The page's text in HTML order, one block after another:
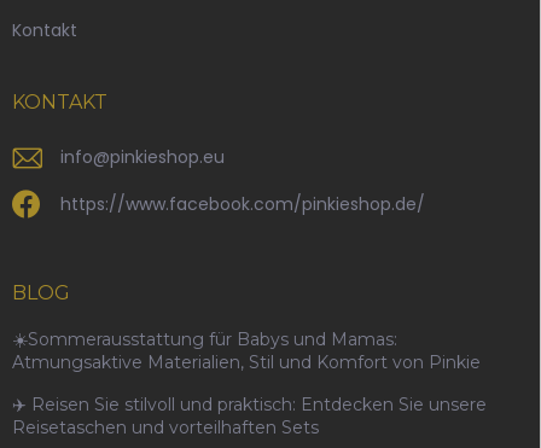
Kontakt
KONTAKT
info@pinkieshop.eu
https://www.facebook.com/pinkieshop.de/
BLOG
☀️Sommerausstattung für Babys und Mamas:
Atmungsaktive Materialien, Stil und Komfort von Pinkie
✈️ Reisen Sie stilvoll und praktisch: Entdecken Sie unsere
Reisetaschen und vorteilhaften Sets